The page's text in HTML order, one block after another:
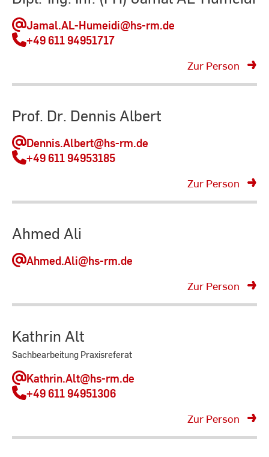
Jamal.AL-Humeidi@hs-rm.de
+49 611 94951717
Zur Person
Prof. Dr. Dennis Albert
Dennis.Albert@hs-rm.de
+49 611 94953185
Zur Person
Ahmed Ali
Ahmed.Ali@hs-rm.de
Zur Person
Kathrin Alt
Sachbearbeitung Praxisreferat
Kathrin.Alt@hs-rm.de
+49 611 94951306
Zur Person